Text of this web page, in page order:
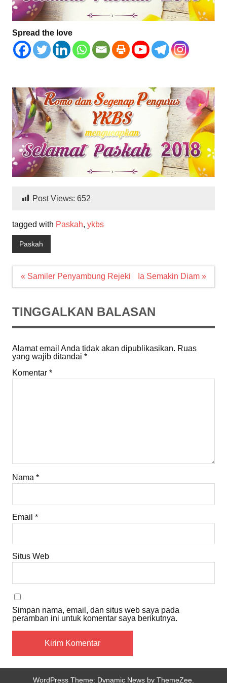
Spread the love
Post Views: 652
tagged with Paskah, ykbs
Paskah
Navigasi
« Samiler Penyambung Rejeki Ia Semakin Diam »
TINGGALKAN BALASAN
Alamat email Anda tidak akan dipublikasikan. Ruas
yang wajib ditandai *
Komentar *
Nama *
Email *
Situs Web
Simpan nama, email, dan situs web saya pada
peramban ini untuk komentar saya berikutnya.
WordPress Theme: Dynamic News by ThemeZee.